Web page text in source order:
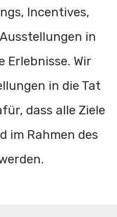
Incentives,
in
Erlebnisse. Wir
in die Tat
dass alle Ziele
im Rahmen des